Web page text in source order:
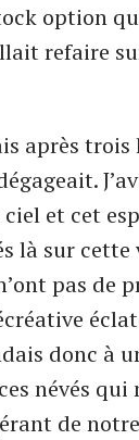
option
refaire
après trois
ciel et cet
là sur
pas de
donc à
névés
de